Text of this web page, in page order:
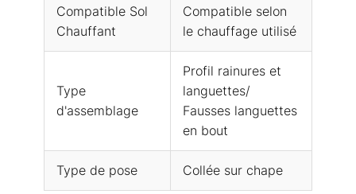
Compatible Sol
Chauffant
Compatible selon
le chauffage utilisé
Type
d'assemblage
Profil rainures et
languettes/
Fausses languettes
en bout
Type de pose Collée sur chape